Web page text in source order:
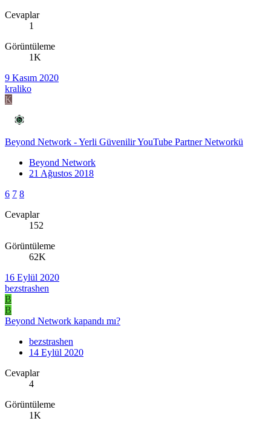
Cevaplar
1
Görüntüleme
1K
9 Kasım 2020
kraliko
K
Beyond Network - Yerli Güvenilir YouTube Partner Networkü
Beyond Network
21 Ağustos 2018
6 7 8
Cevaplar
152
Görüntüleme
62K
16 Eylül 2020
bezstrashen
B
B
Beyond Network kapandı mı?
bezstrashen
14 Eylül 2020
Cevaplar
4
Görüntüleme
1K